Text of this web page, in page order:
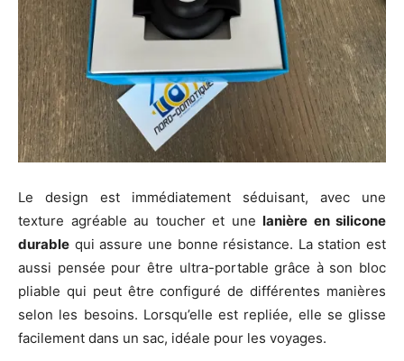
Le design est immédiatement séduisant, avec une
texture agréable au toucher et une lanière en silicone
durable qui assure une bonne résistance. La station est
aussi pensée pour être ultra-portable grâce à son bloc
pliable qui peut être configuré de différentes manières
selon les besoins. Lorsqu’elle est repliée, elle se glisse
facilement dans un sac, idéale pour les voyages.